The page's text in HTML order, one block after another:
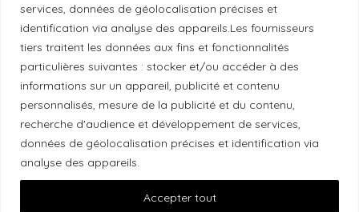
services, données de géolocalisation précises et
identification via analyse des appareils.Les fournisseurs
tiers traitent les données aux fins et fonctionnalités
particulières suivantes : stocker et/ou accéder à des
informations sur un appareil, publicité et contenu
personnalisés, mesure de la publicité et du contenu,
recherche d'audience et développement de services,
données de géolocalisation précises et identification via
analyse des appareils.
Accepter tout
Reconnaissance du territoire
Local Market, marque portée par la société Les
Chats Gourmets Ltd. tient à souligner que ses
installations, situées au 511 Lacolle Way (Ottawa-
Orléans), se trouvent sur le territoire traditionnel non
cédé du peuple algonquin anichinabé. Nous
reconnaissons et remercions les peuples
autochtones qui sont les gardiens historiques et
actuels de ces terres.